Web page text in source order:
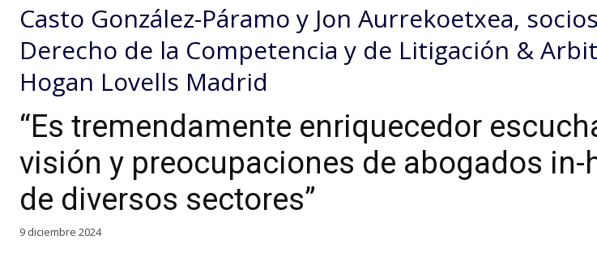
Casto González-Páramo y Jon Aurrekoetxea,
Derecho de la Competencia y de Litigación &
Hogan Lovells Madrid
“Es tremendamente enriquecedor
visión y preocupaciones de abogados in-
de diversos sectores”
9 diciembre 2024